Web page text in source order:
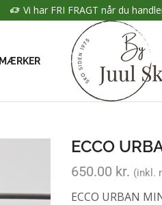
Vi har FRI FRAGT når du
MÆRKER
ECCO
650.00 kr. (inkl.
ECCO URBAN